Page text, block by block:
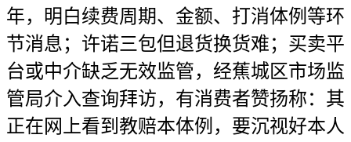
年，明白续费周期、金额、打消体例等环
节消息；许诺三包但退货换货难；买卖平
台或中介缺乏无效监管，经蕉城区市场监
管局介入查询拜访，有消费者赞扬称：其
正在网上看到教赔本体例，要沉视好本人